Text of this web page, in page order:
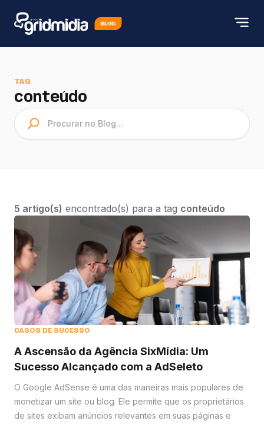
TAG
conteúdo
5 artigo(s) encontrado(s) para a tag conteúdo
CASOS DE SUCESSO
A Ascensão da Agência SixMídia: Um
Sucesso Alcançado com a AdSeleto
O Google AdSense é uma das maneiras mais populares de
monetizar um site ou blog. Ele permite que os proprietários
de sites exibam anúncios relevantes em suas páginas e